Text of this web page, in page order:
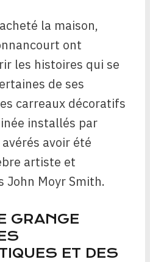
la maison,
ont
les histoires qui se
de ses
carreaux décoratifs
installés par
avoir été
artiste et
John Moyr Smith.
GRANGE
ET DES